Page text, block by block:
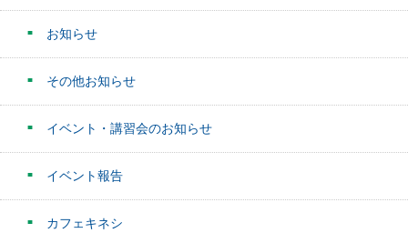
お知らせ
その他お知らせ
イベント・講習会のお知らせ
イベント報告
カフェキネシ